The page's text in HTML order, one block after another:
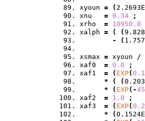
xyoun = (
xnu = 0.34
;
xrho = 10950.0
xalph = ( (
-
(
xsmax = xyoun /
xaf0 = 0.0
;
xaf1 = ( EXP(
*
( (
*
( EXP( -
xaf2 = 1.0
;
xaf3 = ( EXP(
*
(0.1524E